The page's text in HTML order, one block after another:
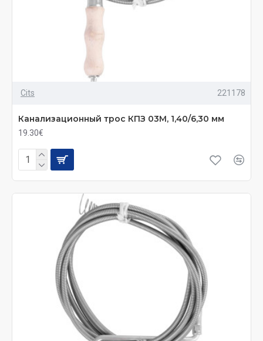
Cits 221178
Канализационный трос КПЗ 03М, 1,40/6,30 мм
19.30€